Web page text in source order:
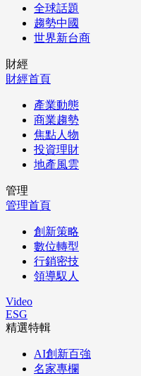
全球話題
趨勢中國
世界新台商
財經
財經首頁
產業動態
商業趨勢
焦點人物
投資理財
地產風雲
管理
管理首頁
創新策略
數位轉型
行銷密技
領導馭人
Video
ESG
精選特輯
AI創新百強
名家專欄